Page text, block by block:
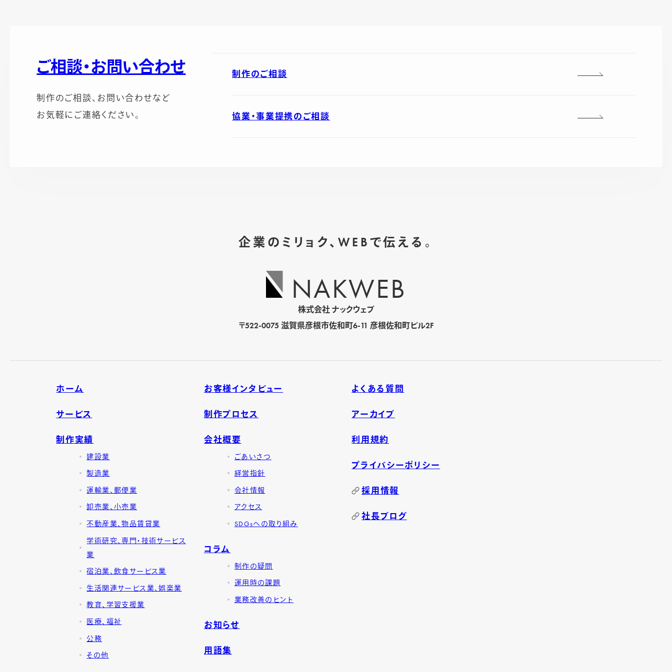
ご相談・お問い合わせ
制作のご相談、お問い合わせなど
お気軽にご連絡ください。
制作のご相談
協業・事業提携のご相談
企業のミリョク、WEBで伝える。
NAKWEB
株式会社 ナックウェブ
〒522-0075 滋賀県彦根市佐和町6-11 彦根佐和町ビル2F
ホーム
サービス
制作実績
建設業
製造業
運輸業、郵便業
卸売業、小売業
不動産業、物品賃貸業
学術研究、専門・技術サービス
業
宿泊業、飲食サービス業
生活関連サービス業、娯楽業
教育、学習支援業
医療、福祉
公務
その他
お客様インタビュー
制作プロセス
会社概要
ごあいさつ
経営指針
会社情報
アクセス
SDGsへの取り組み
コラム
制作の疑問
運用時の課題
業務改善のヒント
お知らせ
用語集
よくある質問
アーカイブ
利用規約
プライバシーポリシー
採用情報
社長ブログ